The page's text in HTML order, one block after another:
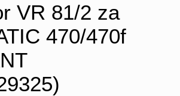
VR 81/2 za
470/470f